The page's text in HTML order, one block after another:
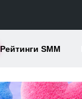
Рейтинги SMM